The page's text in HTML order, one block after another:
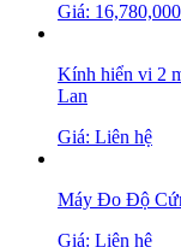
Giá:
Kính hiển vi 2
Lan
Giá: Liên hệ
Máy Đo Độ
Giá: Liên hệ